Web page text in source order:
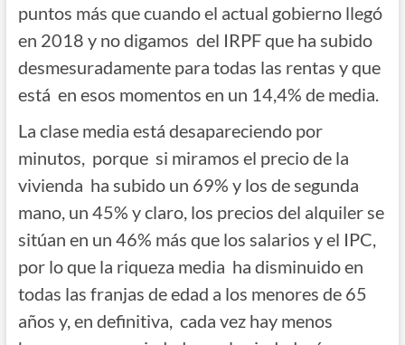
puntos más que cuando el actual gobierno llegó
en 2018 y no digamos del IRPF que ha subido
desmesuradamente para todas las rentas y que
está en esos momentos en un 14,4% de media.
La clase media está desapareciendo por
minutos, porque si miramos el precio de la
vivienda ha subido un 69% y los de segunda
mano, un 45% y claro, los precios del alquiler se
sitúan en un 46% más que los salarios y el IPC,
por lo que la riqueza media ha disminuido en
todas las franjas de edad a los menores de 65
años y, en definitiva, cada vez hay menos